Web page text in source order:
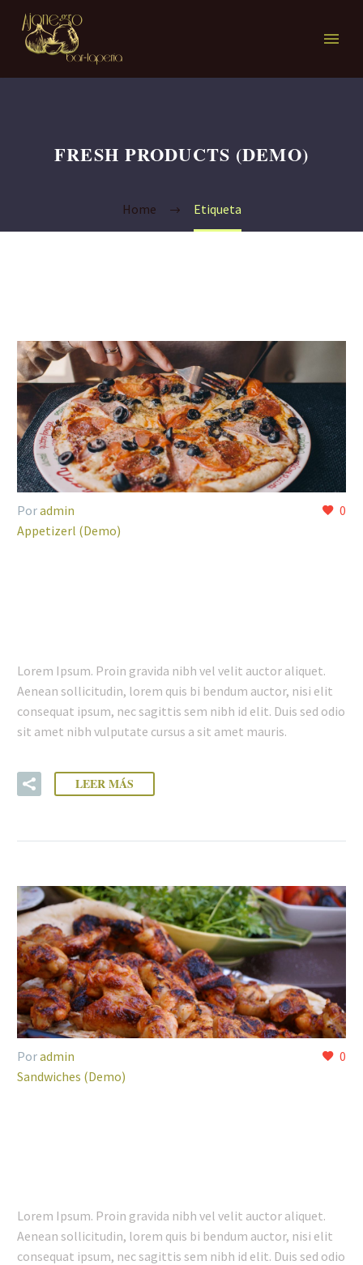
FRESH PRODUCTS (DEMO)
Home Etiqueta
0
Poradmin
Appetizerl (Demo)
Lorem Ipsum. Proin gravida nibh vel velit auctor aliquet.
Aenean sollicitudin, lorem quis bi bendum auctor, nisi elit
consequat ipsum, nec sagittis sem nibh id elit. Duis sed odio
sit amet nibh vulputate cursus a sit amet mauris.
LEER MÁS
0
Poradmin
Sandwiches (Demo)
Lorem Ipsum. Proin gravida nibh vel velit auctor aliquet.
Aenean sollicitudin, lorem quis bi bendum auctor, nisi elit
consequat ipsum, nec sagittis sem nibh id elit. Duis sed odio